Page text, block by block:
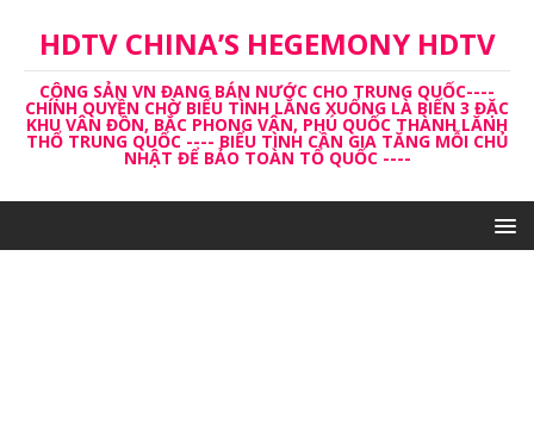
HDTV CHINA’S HEGEMONY HDTV
CỘNG SẢN VN ĐANG BÁN NƯỚC CHO TRUNG QUỐC----
CHÍNH QUYỀN CHỜ BIỂU TÌNH LẮNG XUỐNG LÀ BIẾN 3 ĐẶC
KHU VÂN ĐỒN, BẮC PHONG VÂN, PHÚ QUỐC THÀNH LĂNH
THỔ TRUNG QUỐC ---- BIỂU TÌNH CẦN GIA TĂNG MỖI CHỦ
NHẬT ĐỂ BẢO TOÀN TỔ QUỐC ----